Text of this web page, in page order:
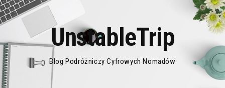
UnstableTrip
Blog Podróżniczy Cyfrowych Nomadów